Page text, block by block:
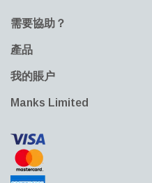
需要協助？
產品
我的賬户
Manks Limited